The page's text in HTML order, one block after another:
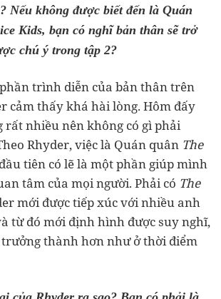
Nếu không được biết đến là Quán
Kids, bạn có nghĩ bản thân sẽ trở
chú ý trong tập 2?
trình diễn của bản thân trên
cảm thấy khá hài lòng. Hôm đấy
rất nhiều nên không có gì phải
Rhyder, việc là Quán quân The
tiên có lẽ là một phần giúp mình
tâm của mọi người. Phải có The
mới được tiếp xúc với nhiều anh
từ đó mới định hình được suy nghĩ,
thành hơn như ở thời điểm